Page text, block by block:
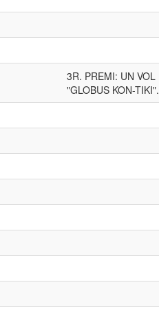
3R. PREMI: UN
"GLOBUS KON-TIKI".